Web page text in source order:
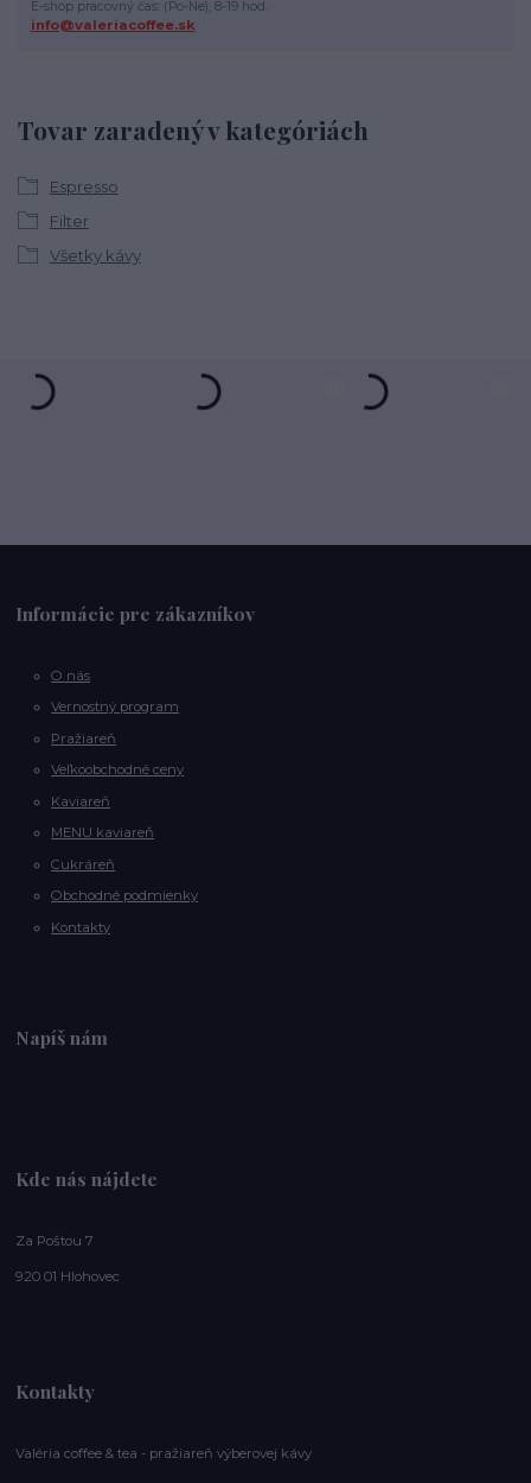
Tovar zaradený v kategóriách
Espresso
Filter
Všetky kávy
E-shop pracovný čas: (Po-Ne), 8-19 hod.
info@valeriacoffee.sk
Informácie pre zákazníkov
O nás
Vernostný program
Pražiareň
Veľkoobchodné ceny
Kaviareň
MENU kaviareň
Cukráreň
Obchodné podmienky
Kontakty
Napíš nám
Kde nás nájdete
Za Poštou 7
920 01 Hlohovec
Kontakty
Valéria coffee & tea - pražiareň výberovej kávy